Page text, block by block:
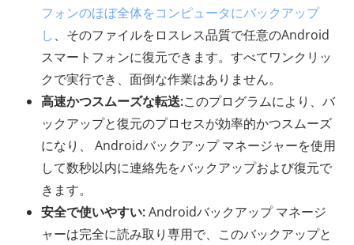
フォンのほぼ全体をコンピュータにバックアップ
し、そのファイルをロスレス品質で任意のAndroid
スマートフォンに復元できます。すべてワンクリッ
クで実行でき、面倒な作業はありません。
高速かつスムーズな転送:このプログラムにより、バ
ックアップと復元のプロセスが効率的かつスムーズ
になり、 Androidバックアップ マネージャーを使用
して数秒以内に連絡先をバックアップおよび復元で
きます。
安全で使いやすい:Androidバックアップ マネージ
ャーは完全に読み取り専用で、このバックアップと